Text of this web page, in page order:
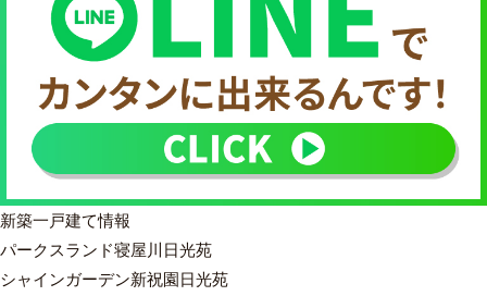
新築一戸建て情報
パークスランド寝屋川日光苑
シャインガーデン新祝園日光苑